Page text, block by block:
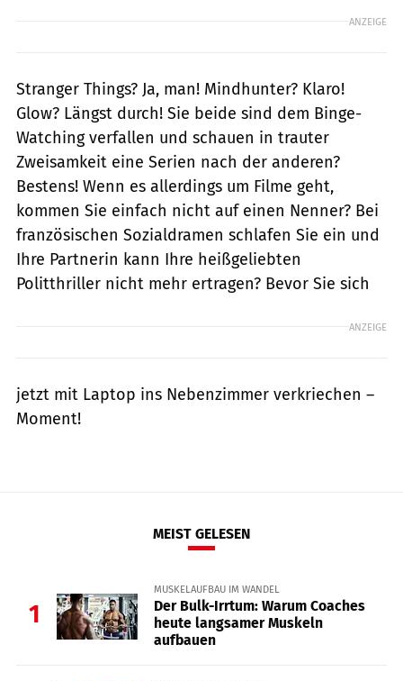
ANZEIGE
Stranger Things? Ja, man! Mindhunter? Klaro!
Glow? Längst durch! Sie beide sind dem Binge-
Watching verfallen und schauen in trauter
Zweisamkeit eine Serien nach der anderen?
Bestens! Wenn es allerdings um Filme geht,
kommen Sie einfach nicht auf einen Nenner? Bei
französischen Sozialdramen schlafen Sie ein und
Ihre Partnerin kann Ihre heißgeliebten
Politthriller nicht mehr ertragen? Bevor Sie sich
ANZEIGE
jetzt mit Laptop ins Nebenzimmer verkriechen –
Moment!
MEIST GELESEN
1
MUSKELAUFBAU IM WANDEL
Der Bulk-Irrtum: Warum Coaches
heute langsamer Muskeln
aufbauen